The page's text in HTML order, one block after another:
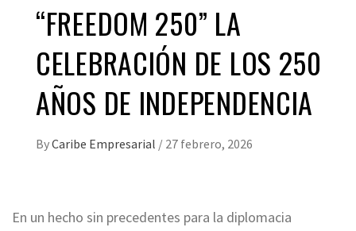
“FREEDOM 250” LA
CELEBRACIÓN DE LOS 250
AÑOS DE INDEPENDENCIA
ByCaribe Empresarial / 27 febrero, 2026
En un hecho sin precedentes para la diplomacia